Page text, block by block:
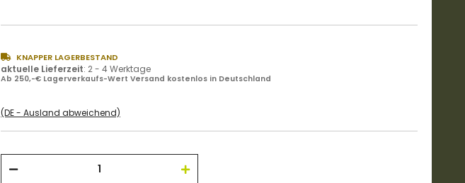
KNAPPER LAGERBESTAND
aktuelle Lieferzeit: 2 - 4 Werktage
Ab 250,-€ Lagerverkaufs-Wert Versand kostenlos in Deutschland
(DE - Ausland abweichend)